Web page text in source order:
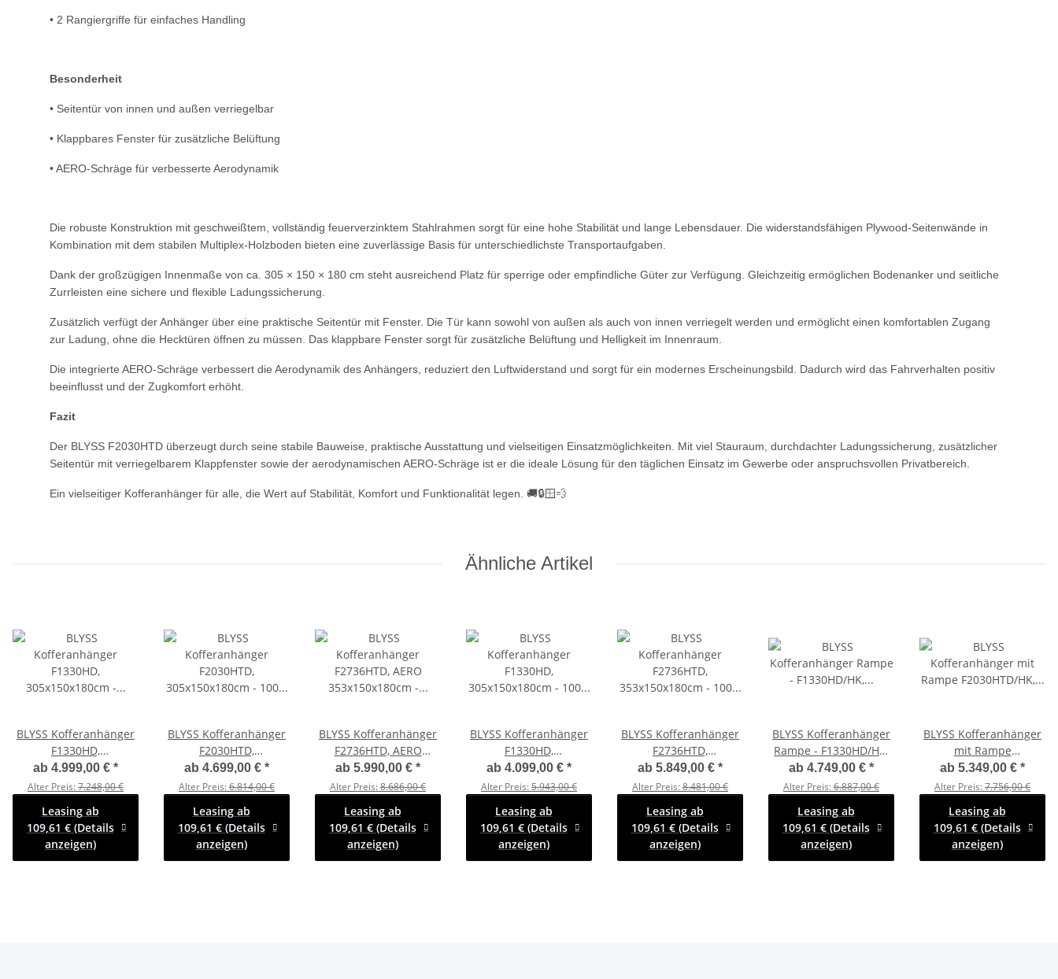
• 2 Rangiergriffe für einfaches Handling
Besonderheit
• Seitentür von innen und außen verriegelbar
• Klappbares Fenster für zusätzliche Belüftung
• AERO-Schräge für verbesserte Aerodynamik
Die robuste Konstruktion mit geschweißtem, vollständig feuerverzinktem Stahlrahmen sorgt für eine hohe Stabilität und lange Lebensdauer. Die widerstandsfähigen Plywood-Seitenwände in
Kombination mit dem stabilen Multiplex-Holzboden bieten eine zuverlässige Basis für unterschiedlichste Transportaufgaben.
Dank der großzügigen Innenmaße von ca. 305 × 150 × 180 cm steht ausreichend Platz für sperrige oder empfindliche Güter zur Verfügung. Gleichzeitig ermöglichen Bodenanker und seitliche
Zurrleisten eine sichere und flexible Ladungssicherung.
Zusätzlich verfügt der Anhänger über eine praktische Seitentür mit Fenster. Die Tür kann sowohl von außen als auch von innen verriegelt werden und ermöglicht einen komfortablen Zugang
zur Ladung, ohne die Hecktüren öffnen zu müssen. Das klappbare Fenster sorgt für zusätzliche Belüftung und Helligkeit im Innenraum.
Die integrierte AERO-Schräge verbessert die Aerodynamik des Anhängers, reduziert den Luftwiderstand und sorgt für ein modernes Erscheinungsbild. Dadurch wird das Fahrverhalten positiv
beeinflusst und der Zugkomfort erhöht.
Fazit
Der BLYSS F2030HTD überzeugt durch seine stabile Bauweise, praktische Ausstattung und vielseitigen Einsatzmöglichkeiten. Mit viel Stauraum, durchdachter Ladungssicherung, zusätzlicher
Seitentür mit verriegelbarem Klappfenster sowie der aerodynamischen AERO-Schräge ist er die ideale Lösung für den täglichen Einsatz im Gewerbe oder anspruchsvollen Privatbereich.
Ein vielseitiger Kofferanhänger für alle, die Wert auf Stabilität, Komfort und Funktionalität legen. 🚚🔒🪟💨
Ähnliche Artikel
BLYSS Kofferanhänger
F1330HD,
305x150x180cm -
Seitentür + Fenster -
100 KM/H - Zurrleisten
- Heckstützen
ab 4.999,00 € *
Alter Preis:7.248,00 €
Leasing ab
109,61 € (Details
anzeigen)
BLYSS Kofferanhänger
F2030HTD,
305x150x180cm - 100
KM/H - Zurrleisten -
Heckstützen
ab 4.699,00 € *
Alter Preis:6.814,00 €
Leasing ab
109,61 € (Details
anzeigen)
BLYSS Kofferanhänger
F2736HTD, AERO
353x150x180cm - 100
KM/H - Zurrleisten -
Heckstützen
ab 5.990,00 € *
Alter Preis:8.686,00 €
Leasing ab
109,61 € (Details
anzeigen)
BLYSS Kofferanhänger
F1330HD,
305x150x180cm - 100
KM/H - Zurrleisten -
Heckstützen
ab 4.099,00 € *
Alter Preis:5.943,00 €
Leasing ab
109,61 € (Details
anzeigen)
BLYSS Kofferanhänger
F2736HTD,
353x150x180cm - 100
KM/H - Zurrleisten -
Heckstützen
ab 5.849,00 € *
Alter Preis:8.481,00 €
Leasing ab
109,61 € (Details
anzeigen)
BLYSS Kofferanhänger
Rampe - F1330HD/HK,
305x150x180cm - 100
KM/H - Zurrleisten -
Heckstützen
ab 4.749,00 € *
Alter Preis:6.887,00 €
Leasing ab
109,61 € (Details
anzeigen)
BLYSS Kofferanhänger
mit Rampe
F2030HTD/HK,
305x150x180cm - 100
KM/H - Zurrleisten -
Heckstützen
ab 5.349,00 € *
Alter Preis:7.756,00 €
Leasing ab
109,61 € (Details
anzeigen)